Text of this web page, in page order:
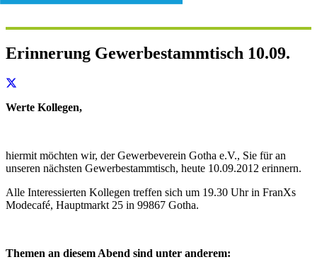
Erinnerung Gewerbestammtisch 10.09.
Werte Kollegen,
hiermit möchten wir, der Gewerbeverein Gotha e.V., Sie für an
unseren nächsten Gewerbestammtisch, heute 10.09.2012 erinnern.
Alle Interessierten Kollegen treffen sich um 19.30 Uhr in FranXs
Modecafé, Hauptmarkt 25 in 99867 Gotha.
Themen an diesem Abend sind unter anderem: